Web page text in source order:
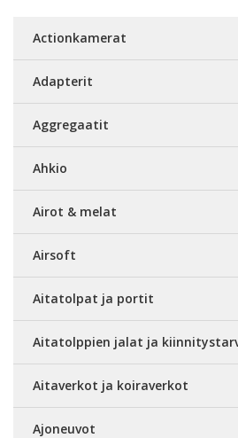
Actionkamerat
Adapterit
Aggregaatit
Ahkio
Airot & melat
Airsoft
Aitatolpat ja portit
Aitatolppien jalat ja
Aitaverkot ja koiraverkot
Ajoneuvot